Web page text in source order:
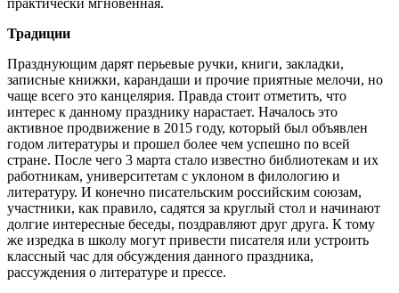
практически мгновенная.
Традиции
Празднующим дарят перьевые ручки, книги, закладки,
записные книжки, карандаши и прочие приятные мелочи, но
чаще всего это канцелярия. Правда стоит отметить, что
интерес к данному празднику нарастает. Началось это
активное продвижение в 2015 году, который был объявлен
годом литературы и прошел более чем успешно по всей
стране. После чего 3 марта стало известно библиотекам и их
работникам, университетам с уклоном в филологию и
литературу. И конечно писательским российским союзам,
участники, как правило, садятся за круглый стол и начинают
долгие интересные беседы, поздравляют друг друга. К тому
же изредка в школу могут привести писателя или устроить
классный час для обсуждения данного праздника,
рассуждения о литературе и прессе.